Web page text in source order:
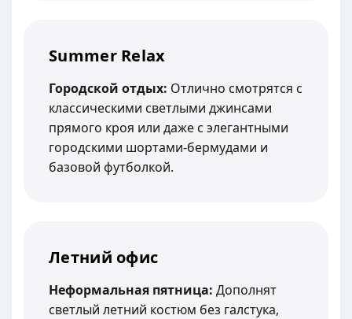
Summer Relax
Городской отдых: Отлично смотрятся с
классическими светлыми джинсами
прямого кроя или даже с элегантными
городскими шортами-бермудами и
базовой футболкой.
Летний офис
Неформальная пятница: Дополнят
светлый летний костюм без галстука,